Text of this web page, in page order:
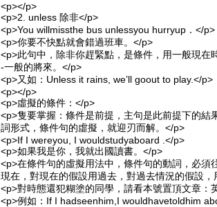
<p></p>
<p>2. unless 除非</p>
<p>You willmissthe bus unlessyou hurryup．</p>
<p>你要不快點就會錯過班車。</p>
<p>此句中，除非你趕緊點，是條件，用一般現在
-一般的將來。</p>
<p>又如：Unless it rains, we’ll goout to play.</p>
<p></p>
<p>虛擬的條件：</p>
<p>隻要掌握：條件是前提，主句是此前提下的結
詞形式，條件句的虛擬，就迎刃而解。</p>
<p>If I wereyou, I wouldstudyaboard .</p>
<p>如果我是你，我就出國讀書。</p>
<p>在條件句的虛擬用法中，條件句的動詞，必須
現在，對現在的假設用過去，對過去情況的假設
<p>對時態還犯糊塗的同學，請看本號置頂文章：
<p>例如：If I hadseenhim,I wouldhavetoldhim